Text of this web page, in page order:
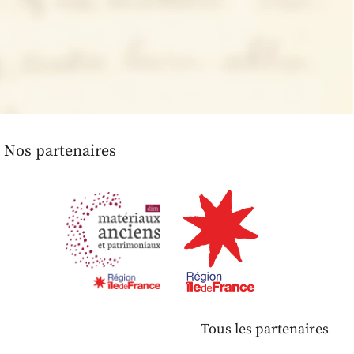
Nos partenaires
Tous les partenaires